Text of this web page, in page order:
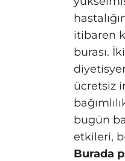
itibaren
burası.
ücretsiz
bugün
etkileri,
Burada